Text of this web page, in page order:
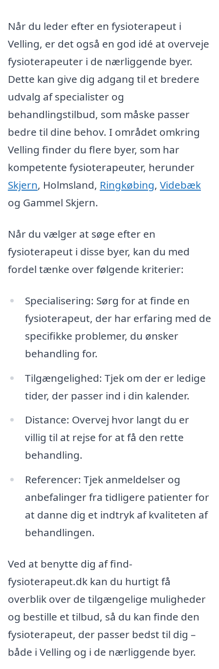
Når du leder efter en fysioterapeut i
Velling, er det også en god idé at overveje
fysioterapeuter i de nærliggende byer.
Dette kan give dig adgang til et bredere
udvalg af specialister og
behandlingstilbud, som måske passer
bedre til dine behov. I området omkring
Velling finder du flere byer, som har
kompetente fysioterapeuter, herunder
Skjern, Holmsland, Ringkøbing, Videbæk
og Gammel Skjern.
Når du vælger at søge efter en
fysioterapeut i disse byer, kan du med
fordel tænke over følgende kriterier:
Specialisering: Sørg for at finde en
fysioterapeut, der har erfaring med de
specifikke problemer, du ønsker
behandling for.
Tilgængelighed: Tjek om der er ledige
tider, der passer ind i din kalender.
Distance: Overvej hvor langt du er
villig til at rejse for at få den rette
behandling.
Referencer: Tjek anmeldelser og
anbefalinger fra tidligere patienter for
at danne dig et indtryk af kvaliteten af
behandlingen.
Ved at benytte dig af find-
fysioterapeut.dk kan du hurtigt få
overblik over de tilgængelige muligheder
og bestille et tilbud, så du kan finde den
fysioterapeut, der passer bedst til dig –
både i Velling og i de nærliggende byer.